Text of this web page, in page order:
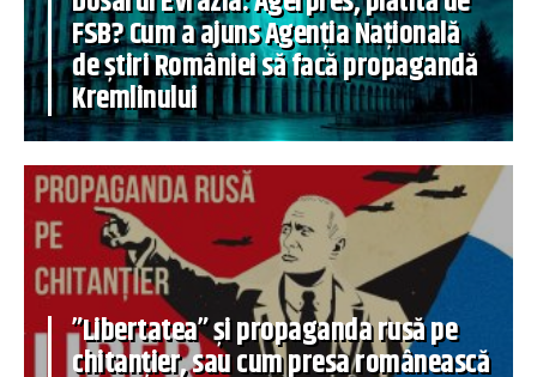
FSB? Cum a ajuns Agenția Națională
de știri României să facă propagandă
Kremlinului
”Libertatea” și propaganda rusă pe
chitanțier, sau cum presa românească